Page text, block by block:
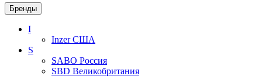
Бренды
I
InzerСША
S
SABO Россия
SBD Великобритания